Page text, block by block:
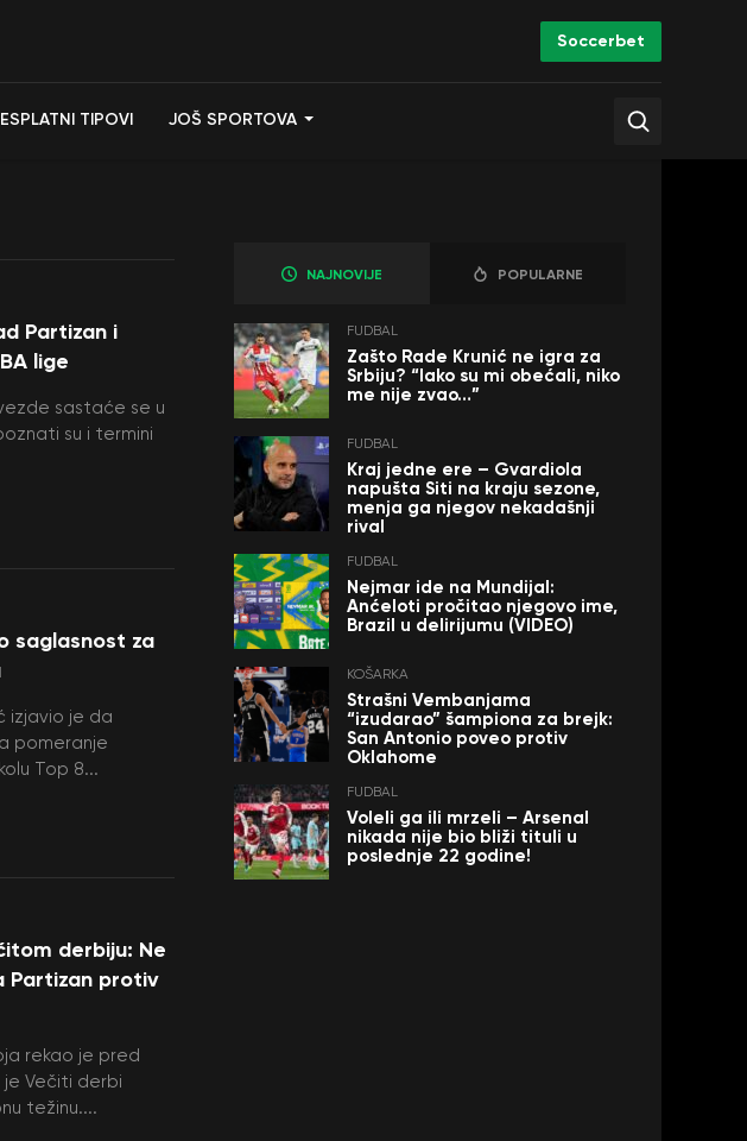
Soccerbet
TIPOVI JOŠ SPORTOVA
Partizan i
lige
sastaće se u
su i termini
saglasnost za
izjavio je da
pomeranje
Top 8...
derbiju: Ne
Partizan protiv
rekao je pred
Večiti derbi
težinu....
NAJNOVIJE POPULARNE
FUDBAL
Zašto Rade Krunić ne igra za
Srbiju? “Iako su mi obećali, niko
me nije zvao…”
FUDBAL
Kraj jedne ere – Gvardiola
napušta Siti na kraju sezone,
menja ga njegov nekadašnji
rival
FUDBAL
Nejmar ide na Mundijal:
Anćeloti pročitao njegovo ime,
Brazil u delirijumu (VIDEO)
KOŠARKA
Strašni Vembanjama
“izudarao” šampiona za brejk:
San Antonio poveo protiv
Oklahome
FUDBAL
Voleli ga ili mrzeli – Arsenal
nikada nije bio bliži tituli u
poslednje 22 godine!